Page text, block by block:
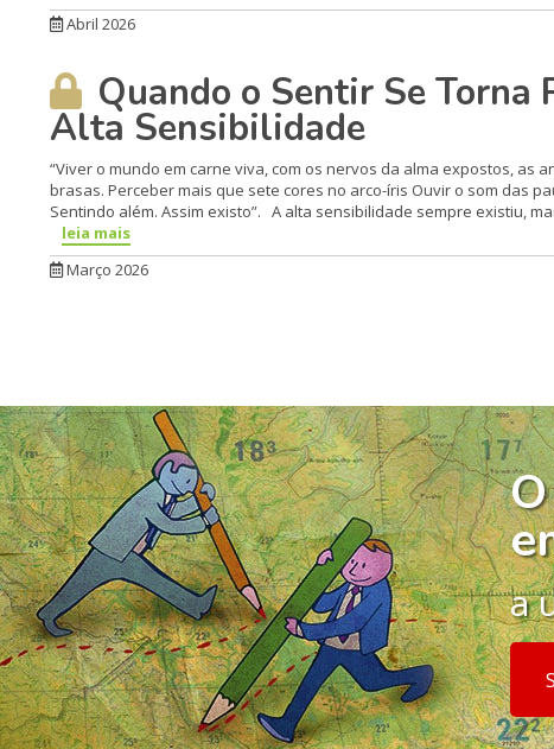
Abril 2026
Quando o Sentir Se Torna
Alta Sensibilidade
“Viver o mundo em carne viva, com os nervos da alma expostos, as
brasas. Perceber mais que sete cores no arco-íris Ouvir o som das
Sentindo além. Assim existo”. A alta sensibilidade sempre existiu,
leia mais
Março 2026
a